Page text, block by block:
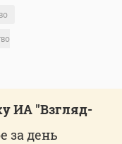
ИА "Взгляд-
за день